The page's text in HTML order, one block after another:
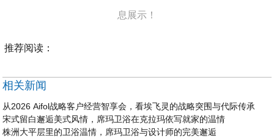
息展示！
推荐阅读：
相关新闻
从2026 Aifol战略客户经营智享会，看埃飞灵的战略突围与代际传承
宋式留白邂逅美式风情，席玛卫浴在克拉玛依写就家的温情
株洲大平层里的卫浴温情，席玛卫浴与设计师的完美邂逅